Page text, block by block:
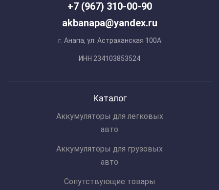
+7 (967) 310-00-90
akbanapa@yandex.ru
г. Анапа, ул. Астраханская 100А
ИНН 234103853524
Каталог
Аккумуляторы для легковых
авто
Аккумуляторы для грузовых
авто
Сопутствующие товары